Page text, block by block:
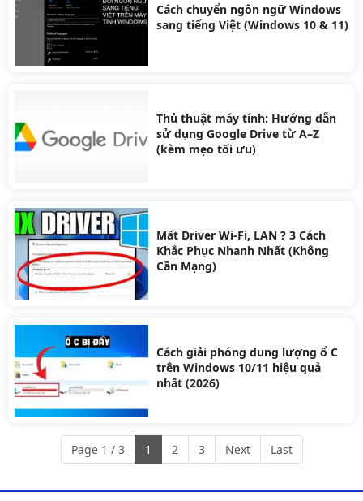
Cách chuyển ngôn ngữ Windows
sang tiếng Việt (Windows 10 & 11)
Thủ thuật máy tính: Hướng dẫn
sử dụng Google Drive từ A–Z
(kèm mẹo tối ưu)
Mất Driver Wi-Fi, LAN ? 3 Cách
Khắc Phục Nhanh Nhất (Không
Cần Mạng)
Cách giải phóng dung lượng ổ C
trên Windows 10/11 hiệu quả
nhất (2026)
Page 1 / 3 1 2 3 Next Last